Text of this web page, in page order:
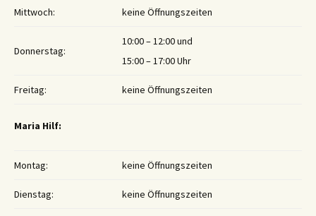
Mittwoch: keine Öffnungszeiten
Donnerstag:
10:00 – 12:00 und
15:00 – 17:00 Uhr
Freitag: keine Öffnungszeiten
Maria Hilf:
Montag: keine Öffnungszeiten
Dienstag: keine Öffnungszeiten